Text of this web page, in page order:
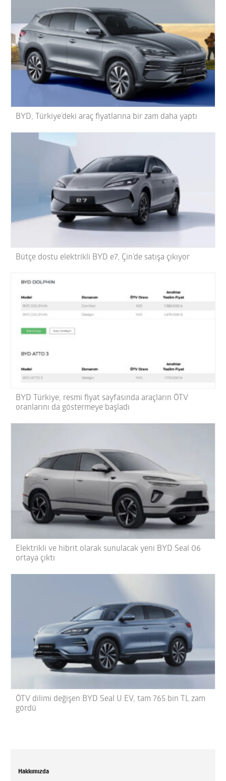
BYD, Türkiye’deki araç fiyatlarına bir zam daha yaptı
Bütçe dostu elektrikli BYD e7, Çin’de satışa çıkıyor
BYD Türkiye, resmi fiyat sayfasında araçların ÖTV
oranlarını da göstermeye başladı
Elektrikli ve hibrit olarak sunulacak yeni BYD Seal 06
ortaya çıktı
ÖTV dilimi değişen BYD Seal U EV, tam 765 bin TL zam
gördü
Hakkımızda